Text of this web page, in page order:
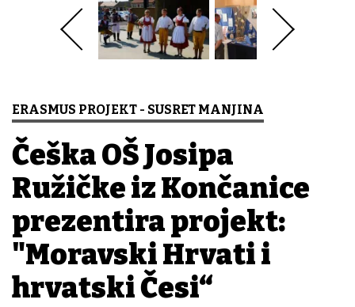
ERASMUS PROJEKT - SUSRET MANJINA
Češka OŠ Josipa
Ružičke iz Končanice
prezentira projekt:
"Moravski Hrvati i
hrvatski Česi“